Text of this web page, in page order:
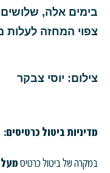
בימים אלה,
צפוי המחזה
צילום: יוסי צבקר
מדיניות ביטול כרטיסים:
במקרה של ביטול כרטיסמעל